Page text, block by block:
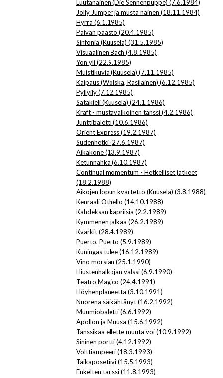
Luutanainen (Die Sennenpuppe) (7.6.1984)
Jolly Jumper ja musta nainen (18.11.1984)
Hyrrä (6.1.1985)
Päivän päästö (20.4.1985)
Sinfonia (Kuusela) (31.5.1985)
Visuaalinen Bach (4.8.1985)
Yön yli (22.9.1985)
Muistikuvia (Kuusela) (7.11.1985)
Kaipaus (Wolska, Rasilainen) (6.12.1985)
Pyllyily (7.12.1985)
Satakieli (Kuusela) (24.1.1986)
Kraft - mustavalkoinen tanssi (4.2.1986)
Junttibaletti (10.6.1986)
Orient Express (19.2.1987)
Sudenhetki (27.6.1987)
Aikakone (13.9.1987)
Ketunnahka (6.10.1987)
Continual momentum - Hetkelliset jatkeet
(18.2.1988)
Aikojen lopun kvartetto (Kuusela) (3.8.1988)
Kenraali Othello (14.10.1988)
Kahdeksan kapriisia (2.2.1989)
Kymmenen jalkaa (26.2.1989)
Kvarkit (28.4.1989)
Puerto, Puerto (5.9.1989)
Kuningas tulee (16.12.1989)
Vino morsian (25.1.1990)
Hiustenhalkojan valssi (6.9.1990)
Teatro Magico (24.4.1991)
Höyhenplaneetta (3.10.1991)
Nuorena säikähtänyt (16.2.1992)
Muumiobaletti (6.6.1992)
Apollon ja Muusa (15.6.1992)
Tanssikaa ellette muuta voi (10.9.1992)
Sininen portti (4.12.1992)
Volttiampeeri (18.3.1993)
Taikaposetiivi (15.5.1993)
Enkelten tanssi (11.8.1993)